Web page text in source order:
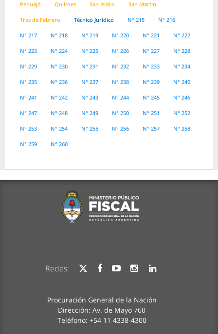
Pehuajó Quilmes San Isidro San Martin
Tres de Febrero Técnico Jurídico N° 215 N° 216
N° 217 N° 218 N° 219 N° 220 N° 221 N° 222
N° 223 N° 224 N° 225 N° 226 N° 227 N° 228
N° 229 N° 230 N° 231 N° 232 N° 233 N° 234
N° 235 N° 236 N° 237 N° 238 N° 239 N° 240
N° 241 N° 242 N° 243 N° 244 N° 245 N° 246
N° 247 N° 248 N° 249 N° 250 N° 251 N° 252
N° 253 N° 254 N° 255 N° 256 N° 257 N° 258
N° 259 N° 260
Redes:
Procuración General de la Nación
Dirección: Av. de Mayo 760
Teléfono: +54 11 4338-4300